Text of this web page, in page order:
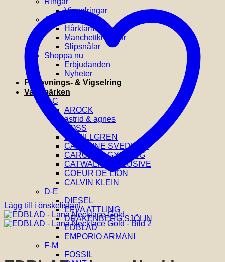
Vigselringar
Accessoarer
Hårklämmor
Manchettknappar
Slipsnålar
Shoppa nu
Erbjudanden
Nyheter
Förlovnings- & Vigselring
Varumärken
A-C
AROCK
astrid & agnes
BOSS
BY BILLGREN
CAROLINE SVEDBOM
CAROLINA GYNNING
CATWALK EXCLUSIVE
COEUR DE LION
CALVIN KLEIN
D-E
DIESEL
EFVA ATTLING
DRAKENBERG SJÖLIN
EDBLAD
EMPORIO ARMANI
F-M
FOSSIL
Lägg till i önskelistan!